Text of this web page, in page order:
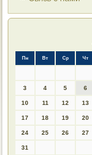
Пн Вт Ср Чт
3 4 5 6
10 11 12 13
17 18 19 20
24 25 26 27
31